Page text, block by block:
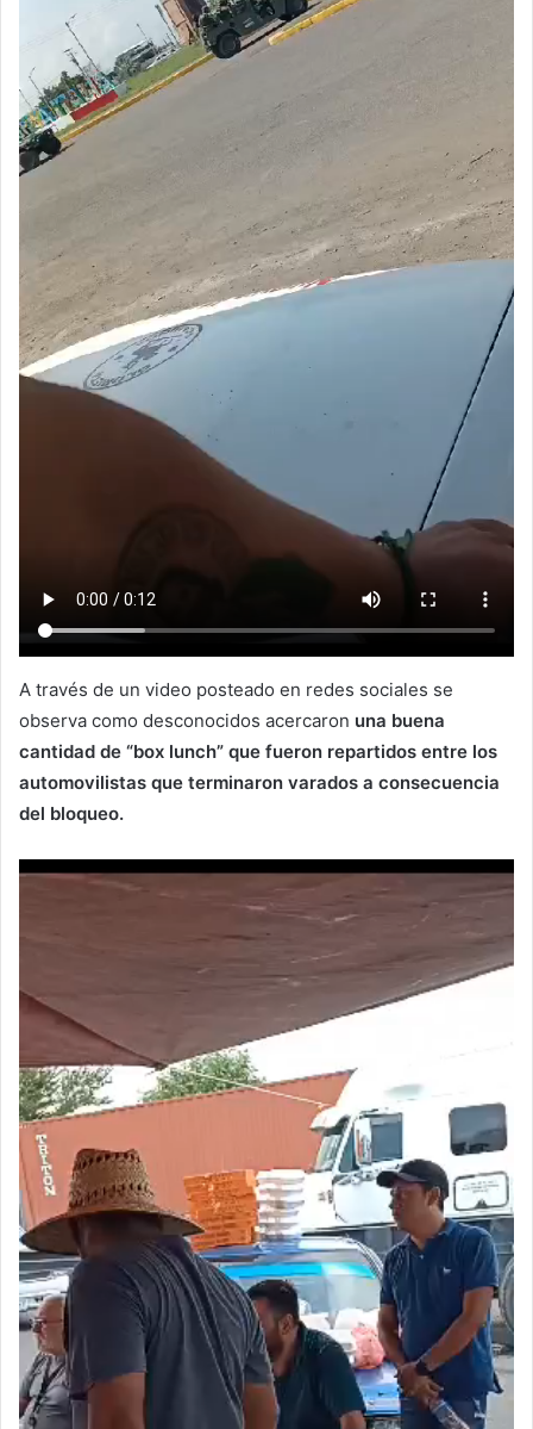
A través de un video posteado en redes sociales se
observa como desconocidos acercaron una buena
cantidad de “box lunch” que fueron repartidos entre los
automovilistas que terminaron varados a consecuencia
del bloqueo.